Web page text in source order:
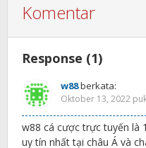
Komentar
Response (1)
w88berkata:
Oktober 13, 2022
w88 cá cược trực tuyến là
uy tín nhất tại châu Á và